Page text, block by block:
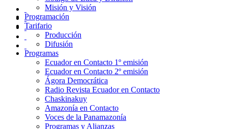
Misión y Visión
Programación
Tarifario
Producción
Difusión
Programas
Ecuador en Contacto 1º emisión
Ecuador en Contacto 2º emisión
Ágora Democrática
Radio Revista Ecuador en Contacto
Chaskinakuy
Amazonía en Contacto
Voces de la Panamazonía
Programas y Alianzas